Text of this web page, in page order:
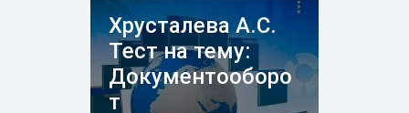
Хрусталева А.С.
Тест на тему:
Документооборо
т